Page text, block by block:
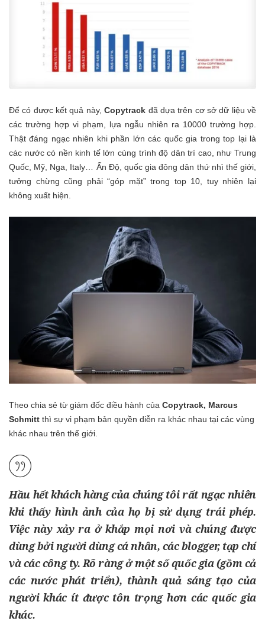
Để có được kết quả này,Copytrack đã dựa trên cơ sở dữ liệu về
các trường hợp vi phạm, lựa ngẫu nhiên ra 10000 trường hợp.
Thật đáng ngạc nhiên khi phần lớn các quốc gia trong top lại là
các nước có nền kinh tế lớn cùng trình độ dân trí cao, như Trung
Quốc, Mỹ, Nga, Italy… Ấn Độ, quốc gia đông dân thứ nhì thế giới,
tưởng chừng cũng phải “góp mặt” trong top 10, tuy nhiên lại
không xuất hiện.
Theo chia sẻ từ giám đốc điều hành của Copytrack, Marcus
Schmitt thì sự vi phạm bản quyền diễn ra khác nhau tại các vùng
khác nhau trên thế giới.
Hầu hết khách hàng của chúng tôi rất ngạc nhiên
khi thấy hình ảnh của họ bị sử dụng trái phép.
Việc này xảy ra ở khắp mọi nơi và chúng được
dùng bởi người dùng cá nhân, các blogger, tạp chí
và các công ty. Rõ ràng ở một số quốc gia (gồm cả
các nước phát triển), thành quả sáng tạo của
người khác ít được tôn trọng hơn các quốc gia
khác.